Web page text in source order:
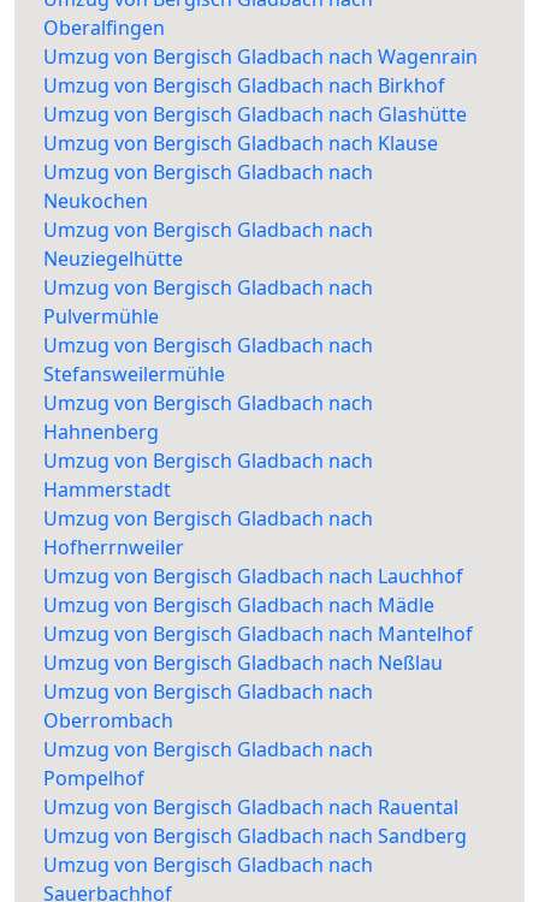
Oberalfingen
Umzug von Bergisch Gladbach nach Wagenrain
Umzug von Bergisch Gladbach nach Birkhof
Umzug von Bergisch Gladbach nach Glashütte
Umzug von Bergisch Gladbach nach Klause
Umzug von Bergisch Gladbach nach
Neukochen
Umzug von Bergisch Gladbach nach
Neuziegelhütte
Umzug von Bergisch Gladbach nach
Pulvermühle
Umzug von Bergisch Gladbach nach
Stefansweilermühle
Umzug von Bergisch Gladbach nach
Hahnenberg
Umzug von Bergisch Gladbach nach
Hammerstadt
Umzug von Bergisch Gladbach nach
Hofherrnweiler
Umzug von Bergisch Gladbach nach Lauchhof
Umzug von Bergisch Gladbach nach Mädle
Umzug von Bergisch Gladbach nach Mantelhof
Umzug von Bergisch Gladbach nach Neßlau
Umzug von Bergisch Gladbach nach
Oberrombach
Umzug von Bergisch Gladbach nach
Pompelhof
Umzug von Bergisch Gladbach nach Rauental
Umzug von Bergisch Gladbach nach Sandberg
Umzug von Bergisch Gladbach nach
Sauerbachhof